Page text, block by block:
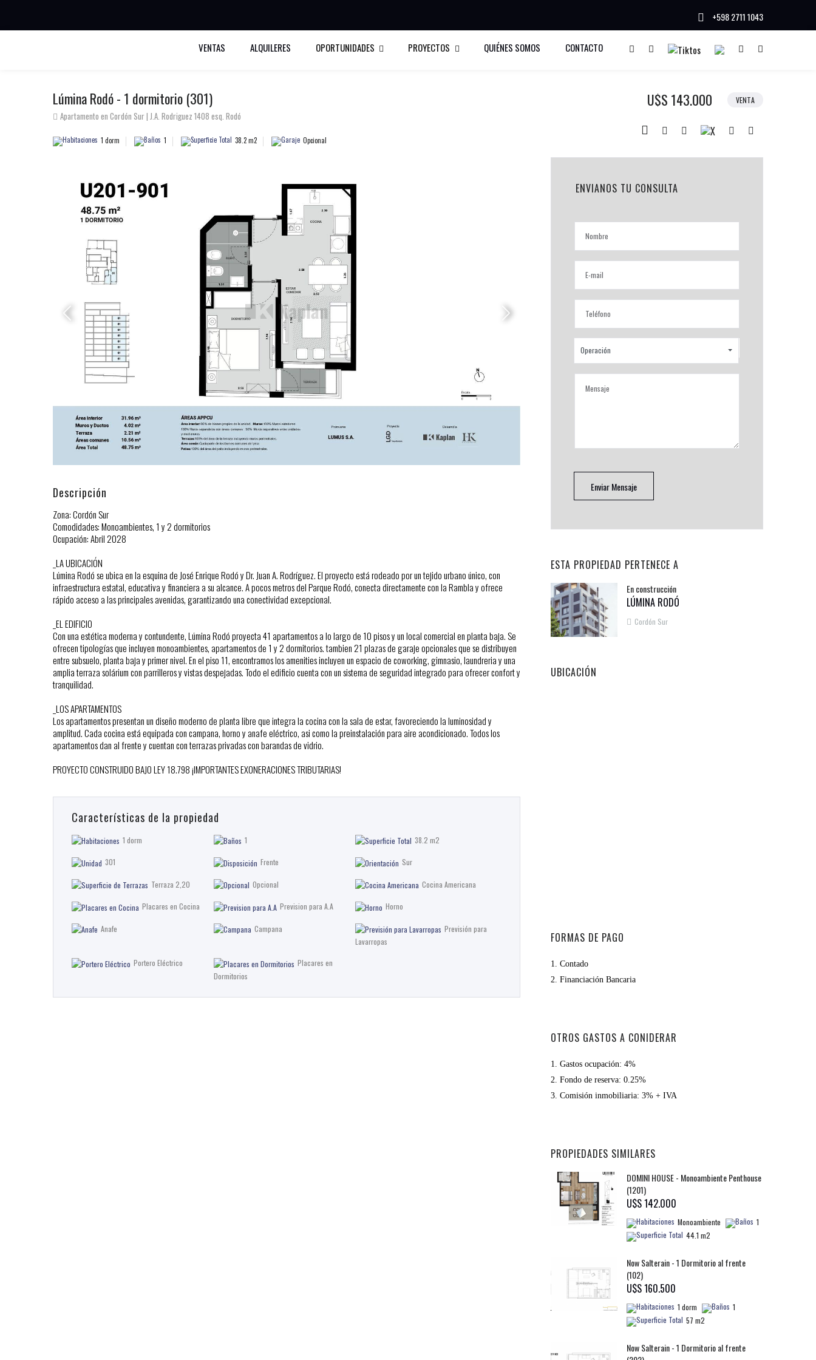
+598 2711 1043
VENTAS ALQUILERES OPORTUNIDADES PROYECTOS QUIÉNES SOMOS CONTACTO
Lúmina Rodó - 1 dormitorio (301)
Apartamento en Cordón Sur | J.A. Rodriguez 1408 esq. Rodó
1 dorm 1 38.2 m2 Opcional
U$S 143.000 VENTA
Descripción
Zona: Cordón Sur
Comodidades: Monoambientes, 1 y 2 dormitorios
Ocupación: Abril 2028
_LA UBICACIÓN
Lúmina Rodó se ubica en la esquina de José Enrique Rodó y Dr. Juan A. Rodríguez. El proyecto está rodeado por un tejido urbano único, con
infraestructura estatal, educativa y financiera a su alcance. A pocos metros del Parque Rodó, conecta directamente con la Rambla y ofrece
rápido acceso a las principales avenidas, garantizando una conectividad excepcional.
_EL EDIFICIO
Con una estética moderna y contundente, Lúmina Rodó proyecta 41 apartamentos a lo largo de 10 pisos y un local comercial en planta baja. Se
ofrecen tipologías que incluyen monoambientes, apartamentos de 1 y 2 dormitorios. tambien 21 plazas de garaje opcionales que se distribuyen
entre subsuelo, planta baja y primer nivel. En el piso 11, encontramos los amenities incluyen un espacio de coworking, gimnasio, laundreria y una
amplia terraza solárium con parrilleros y vistas despejadas. Todo el edificio cuenta con un sistema de seguridad integrado para ofrecer confort y
tranquilidad.
_LOS APARTAMENTOS
Los apartamentos presentan un diseño moderno de planta libre que integra la cocina con la sala de estar, favoreciendo la luminosidad y
amplitud. Cada cocina está equipada con campana, horno y anafe eléctrico, asi como la preinstalación para aire acondicionado. Todos los
apartamentos dan al frente y cuentan con terrazas privadas con barandas de vidrio.
PROYECTO CONSTRUIDO BAJO LEY 18.798 ¡IMPORTANTES EXONERACIONES TRIBUTARIAS!
Características de la propiedad
1 dorm 1 38.2 m2
301 Frente Sur
Terraza 2,20 Opcional Cocina Americana
Placares en Cocina Prevision para A.A Horno
Anafe Campana
Previsión para
Lavarropas
Portero Eléctrico
Placares en
Dormitorios
ENVIANOS TU CONSULTA
Operación
Enviar Mensaje
ESTA PROPIEDAD PERTENECE A
En construcción
LÚMINA RODÓ
Cordón Sur
UBICACIÓN
FORMAS DE PAGO
1. Contado
2. Financiación Bancaria
OTROS GASTOS A CONIDERAR
1. Gastos ocupación: 4%
2. Fondo de reserva: 0.25%
3. Comisión inmobiliaria: 3% + IVA
PROPIEDADES SIMILARES
DOMINI HOUSE - Monoambiente Penthouse
(1201)
U$S 142.000
Monoambiente
1
44.1 m2
Now Salterain - 1 Dormitorio al frente
(102)
U$S 160.500
1 dorm
1
57 m2
Now Salterain - 1 Dormitorio al frente